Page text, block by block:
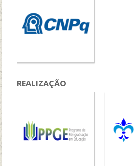
REALIZAÇÃO